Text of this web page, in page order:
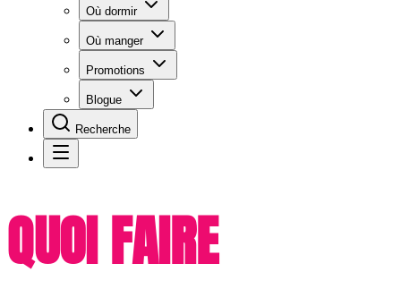
Où dormir
Où manger
Promotions
Blogue
Recherche
QUOI FAIRE